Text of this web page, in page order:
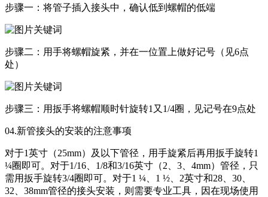
步骤一：将管子插入接头中，确认低到螺帽的低端
步骤二：用手将螺帽旋紧，并在一位置上做好记号（见6点
处）
步骤三：用扳手将螺帽顺时针旋转1又1/4圈，见记号在9点处
04.新管接头的安装的注意事项
对于1英寸（25mm）及以下管径，用手旋紧后再用扳手旋转1
¼圈即可。对于1/16、1/8和3/16英寸（2、3、4mm）管径，只
需用扳手旋转3/4圈即可。对于1 ¼、1 ½、2英寸和28、30、
32、38mm管径的接头安装，则需要专业工具，因在现场使用